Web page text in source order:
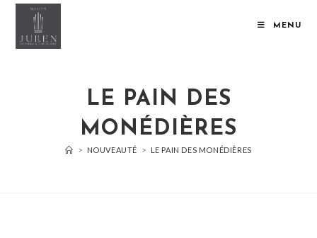
MENU
LE PAIN DES
MONÉDIÈRES
> NOUVEAUTÉ > LE PAIN DES MONÉDIÈRES